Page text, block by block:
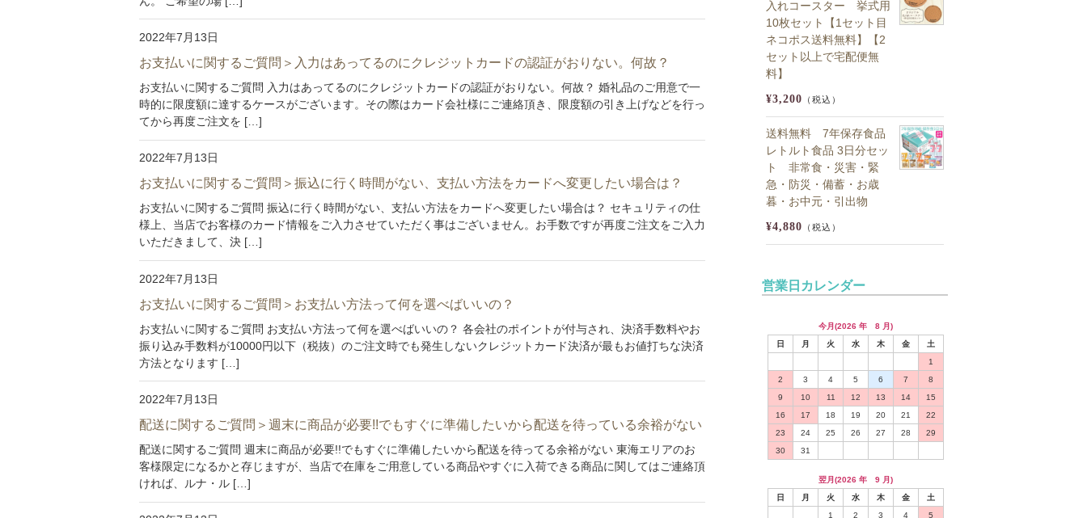
2022年7月13日
お支払いに関するご質問＞入力はあってるのにクレジットカードの認証がおりない。何故？
お支払いに関するご質問 入力はあってるのにクレジットカードの認証がおりない。何故？ 婚礼品のご用意で一
時的に限度額に達するケースがございます。その際はカード会社様にご連絡頂き、限度額の引き上げなどを行っ
てから再度ご注文を […]
2022年7月13日
お支払いに関するご質問＞振込に行く時間がない、支払い方法をカードへ変更したい場合は？
お支払いに関するご質問 振込に行く時間がない、支払い方法をカードへ変更したい場合は？ セキュリティの仕
様上、当店でお客様のカード情報をご入力させていただく事はございません。お手数ですが再度ご注文をご入力
いただきまして、決 […]
2022年7月13日
お支払いに関するご質問＞お支払い方法って何を選べばいいの？
お支払いに関するご質問 お支払い方法って何を選べばいいの？ 各会社のポイントが付与され、決済手数料やお
振り込み手数料が10000円以下（税抜）のご注文時でも発生しないクレジットカード決済が最もお値打ちな決済
方法となります […]
2022年7月13日
配送に関するご質問＞週末に商品が必要!!でもすぐに準備したいから配送を待っている余裕がない
配送に関するご質問 週末に商品が必要!!でもすぐに準備したいから配送を待ってる余裕がない 東海エリアのお
客様限定になるかと存じますが、当店で在庫をご用意している商品やすぐに入荷できる商品に関してはご連絡頂
ければ、ルナ・ル […]
入れコースター 挙式用
10枚セット【1セット目
ネコポス送料無料】【2
セット以上で宅配便無
料】
¥3,200 （税込）
送料無料 7年保存食品
レトルト食品 3日分セッ
ト 非常食・災害・緊
急・防災・備蓄・お歳
暮・お中元・引出物
¥4,880 （税込）
営業日カレンダー
今月(2026 年 8 月)
日
月 火 水 木 金
土
1
2
3 4 5 6 7
8
9
10 11 12 13 14
15
16
17 18 19 20 21
22
23
24 25 26 27 28
29
30
31
翌月(2026 年 9 月)
日
月 火 水 木 金
土
1
2 3 4 5